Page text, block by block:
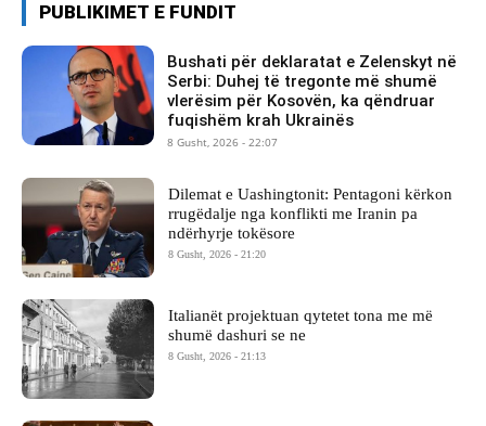
PUBLIKIMET E FUNDIT
Bushati për deklaratat e Zelenskyt në
Serbi: Duhej të tregonte më shumë
vlerësim për Kosovën, ka qëndruar
fuqishëm krah Ukrainës
8 Gusht, 2026 - 22:07
Dilemat e Uashingtonit: Pentagoni kërkon
rrugëdalje nga konflikti me Iranin pa
ndërhyrje tokësore
8 Gusht, 2026 - 21:20
Italianët projektuan qytetet tona me më
shumë dashuri se ne
8 Gusht, 2026 - 21:13